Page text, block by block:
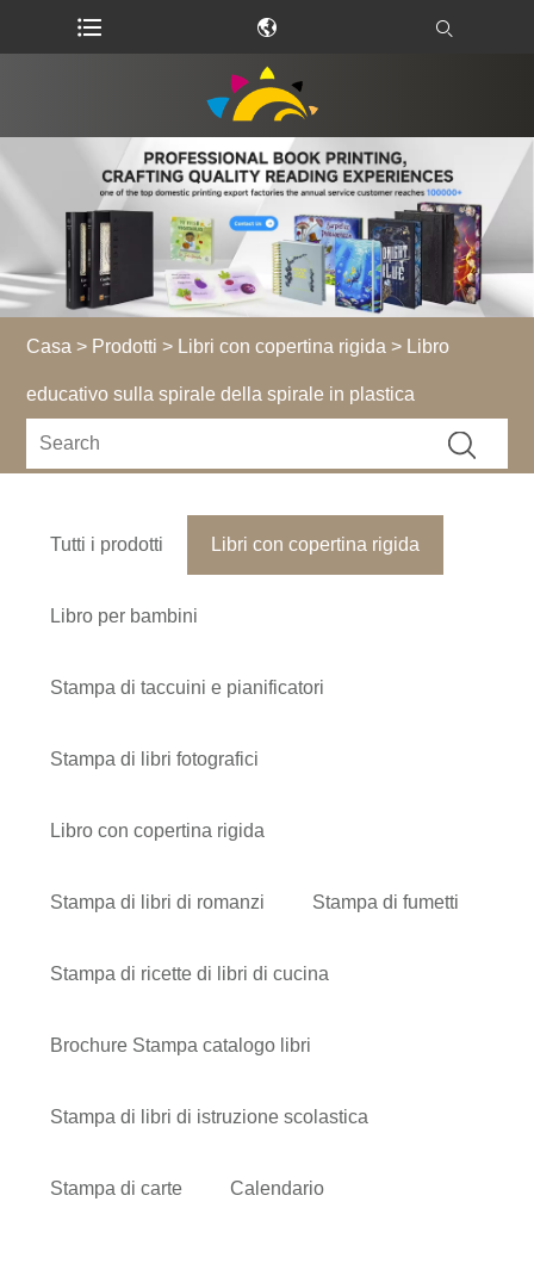
Casa > Prodotti > Libri con copertina rigida > Libro
educativo sulla spirale della spirale in plastica
Tutti i prodotti Libri con copertina rigida
Libro per bambini
Stampa di taccuini e pianificatori
Stampa di libri fotografici
Libro con copertina rigida
Stampa di libri di romanzi Stampa di fumetti
Stampa di ricette di libri di cucina
Brochure Stampa catalogo libri
Stampa di libri di istruzione scolastica
Stampa di carte Calendario